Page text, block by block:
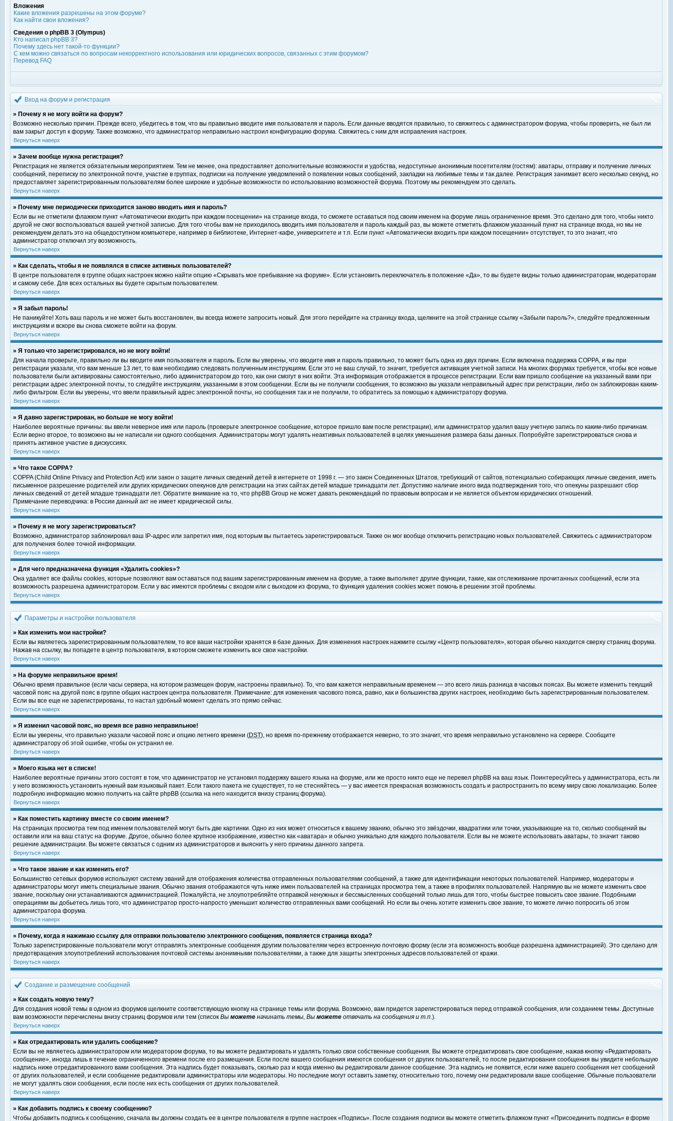
Вложения
Какие вложения разрешены на этом форуме?
Как найти свои вложения?
Сведения о phpBB 3 (Olympus)
Кто написал phpBB 3?
Почему здесь нет такой-то функции?
С кем можно связаться по вопросам некорректного использования или юридических вопросов, связанных с этим форумом?
Перевод FAQ
Вход на форум и регистрация
» Почему я не могу войти на форум?
Возможно несколько причин. Прежде всего, убедитесь в том, что вы правильно вводите имя пользователя и пароль. Если данные вводятся правильно, то свяжитесь с администратором форума, чтобы проверить, не был ли
вам закрыт доступ к форуму. Также возможно, что администратор неправильно настроил конфигурацию форума. Свяжитесь с ним для исправления настроек.
Вернуться наверх
» Зачем вообще нужна регистрация?
Регистрация не является обязательным мероприятием. Тем не менее, она предоставляет дополнительные возможности и удобства, недоступные анонимным посетителям (гостям): аватары, отправку и получение личных
сообщений, переписку по электронной почте, участие в группах, подписки на получение уведомлений о появлении новых сообщений, закладки на любимые темы и так далее. Регистрация занимает всего несколько секунд, но
предоставляет зарегистрированным пользователям более широкие и удобные возможности по использованию возможностей форума. Поэтому мы рекомендуем это сделать.
Вернуться наверх
» Почему мне периодически приходится заново вводить имя и пароль?
Если вы не отметили флажком пункт «Автоматически входить при каждом посещении» на странице входа, то сможете оставаться под своим именем на форуме лишь ограниченное время. Это сделано для того, чтобы никто
другой не смог воспользоваться вашей учетной записью. Для того чтобы вам не приходилось вводить имя пользователя и пароль каждый раз, вы можете отметить флажком указанный пункт на странице входа, но мы не
рекомендуем делать это на общедоступном компьютере, например в библиотеке, Интернет-кафе, университете и т.п. Если пункт «Автоматически входить при каждом посещении» отсутствует, то это значит, что
администратор отключил эту возможность.
Вернуться наверх
» Как сделать, чтобы я не появлялся в списке активных пользователей?
В центре пользователя в группе общих настроек можно найти опцию «Скрывать мое пребывание на форуме». Если установить переключатель в положение «Да», то вы будете видны только администраторам, модераторам
и самому себе. Для всех остальных вы будете скрытым пользователем.
Вернуться наверх
» Я забыл пароль!
Не паникуйте! Хоть ваш пароль и не может быть восстановлен, вы всегда можете запросить новый. Для этого перейдите на страницу входа, щелкните на этой странице ссылку «Забыли пароль?», следуйте предложенным
инструкциям и вскоре вы снова сможете войти на форум.
Вернуться наверх
» Я только что зарегистрировался, но не могу войти!
Для начала проверьте, правильно ли вы вводите имя пользователя и пароль. Если вы уверены, что вводите имя и пароль правильно, то может быть одна из двух причин. Если включена поддержка COPPA, и вы при
регистрации указали, что вам меньше 13 лет, то вам необходимо следовать полученным инструкциям. Если это не ваш случай, то значит, требуется активация учетной записи. На многих форумах требуется, чтобы все новые
пользователи были активированы самостоятельно, либо администратором до того, как они смогут в них войти. Эта информация отображается в процессе регистрации. Если вам пришло сообщение на указанный вами при
регистрации адрес электронной почты, то следуйте инструкциям, указанными в этом сообщении. Если вы не получили сообщения, то возможно вы указали неправильный адрес при регистрации, либо он заблокирован каким-
либо фильтром. Если вы уверены, что ввели правильный адрес электронной почты, но сообщения так и не получили, то обратитесь за помощью к администратору форума.
Вернуться наверх
» Я давно зарегистрирован, но больше не могу войти!
Наиболее вероятные причины: вы ввели неверное имя или пароль (проверьте электронное сообщение, которое пришло вам после регистрации), или администратор удалил вашу учетную запись по каким-либо причинам.
Если верно второе, то возможно вы не написали ни одного сообщения. Администраторы могут удалять неактивных пользователей в целях уменьшения размера базы данных. Попробуйте зарегистрироваться снова и
принять активное участие в дискуссиях.
Вернуться наверх
» Что такое COPPA?
COPPA (Child Online Privacy and Protection Act) или закон о защите личных сведений детей в интернете от 1998 г. — это закон Соединенных Штатов, требующий от сайтов, потенциально собирающих личные сведения, иметь
письменное разрешение родителей или других юридических опекунов для регистрации на этих сайтах детей младше тринадцати лет. Допустимо наличие иного вида подтверждения того, что опекуны разрешают сбор
личных сведений от детей младше тринадцати лет. Обратите внимание на то, что phpBB Group не может давать рекомендаций по правовым вопросам и не является объектом юридических отношений.
Примечание переводчика: в России данный акт не имеет юридической силы.
Вернуться наверх
» Почему я не могу зарегистрироваться?
Возможно, администратор заблокировал ваш IP-адрес или запретил имя, под которым вы пытаетесь зарегистрироваться. Также он мог вообще отключить регистрацию новых пользователей. Свяжитесь с администратором
для получения более точной информации.
Вернуться наверх
» Для чего предназначена функция «Удалить cookies»?
Она удаляет все файлы cookies, которые позволяют вам оставаться под вашим зарегистрированным именем на форуме, а также выполняет другие функции, такие, как отслеживание прочитанных сообщений, если эта
возможность разрешена администратором. Если у вас имеются проблемы с входом или с выходом из форума, то функция удаления cookies может помочь в решении этой проблемы.
Вернуться наверх
Параметры и настройки пользователя
» Как изменить мои настройки?
Если вы являетесь зарегистрированным пользователем, то все ваши настройки хранятся в базе данных. Для изменения настроек нажмите ссылку «Центр пользователя», которая обычно находится сверху страниц форума.
Нажав на ссылку, вы попадете в центр пользователя, в котором сможете изменить все свои настройки.
Вернуться наверх
» На форуме неправильное время!
Обычно время правильное (если часы сервера, на котором размещен форум, настроены правильно). То, что вам кажется неправильным временем — это всего лишь разница в часовых поясах. Вы можете изменить текущий
часовой пояс на другой пояс в группе общих настроек центра пользователя. Примечание: для изменения часового пояса, равно, как и большинства других настроек, необходимо быть зарегистрированным пользователем.
Если вы все еще не зарегистрированы, то настал удобный момент сделать это прямо сейчас.
Вернуться наверх
» Я изменил часовой пояс, но время все равно неправильное!
Если вы уверены, что правильно указали часовой пояс и опцию летнего времени (DST), но время по-прежнему отображается неверно, то это значит, что время неправильно установлено на сервере. Сообщите
администратору об этой ошибке, чтобы он устранил ее.
Вернуться наверх
» Моего языка нет в списке!
Наиболее вероятные причины этого состоят в том, что администратор не установил поддержку вашего языка на форуме, или же просто никто еще не перевел phpBB на ваш язык. Поинтересуйтесь у администратора, есть ли
у него возможность установить нужный вам языковый пакет. Если такого пакета не существует, то не стесняйтесь — у вас имеется прекрасная возможность создать и распространить по всему миру свою локализацию. Более
подробную информацию можно получить на сайте phpBB (ссылка на него находится внизу страниц форума).
Вернуться наверх
» Как поместить картинку вместе со своим именем?
На страницах просмотра тем под именем пользователей могут быть две картинки. Одно из них может относиться к вашему званию, обычно это звёздочки, квадратики или точки, указывающие на то, сколько сообщений вы
оставили или на ваш статус на форуме. Другое, обычно более крупное изображение, известно как «аватара» и обычно уникально для каждого пользователя. Если вы не можете использовать аватары, то значит таково
решение администрации. Вы можете связаться с одним из администраторов и выяснить у него причины данного запрета.
Вернуться наверх
» Что такое звание и как изменить его?
Большинство сетевых форумов используют систему званий для отображения количества отправленных пользователями сообщений, а также для идентификации некоторых пользователей. Например, модераторы и
администраторы могут иметь специальные звания. Обычно звания отображаются чуть ниже имен пользователей на страницах просмотра тем, а также в профилях пользователей. Напрямую вы не можете изменить свое
звание, поскольку они устанавливаются администрацией. Пожалуйста, не злоупотребляйте отправкой ненужных и бессмысленных сообщений только лишь для того, чтобы быстрее повысить свое звание. Подобными
операциями вы добьетесь лишь того, что администратор просто-напросто уменьшит количество отправленных вами сообщений. Но если вы очень хотите изменить свое звание, то можете лично попросить об этом
администратора форума.
Вернуться наверх
» Почему, когда я нажимаю ссылку для отправки пользователю электронного сообщения, появляется страница входа?
Только зарегистрированные пользователи могут отправлять электронные сообщения другим пользователям через встроенную почтовую форму (если эта возможность вообще разрешена администрацией). Это сделано для
предотвращения злоупотреблений использования почтовой системы анонимными пользователями, а также для защиты электронных адресов пользователей от кражи.
Вернуться наверх
Создание и размещение сообщений
» Как создать новую тему?
Для создания новой темы в одном из форумов щелкните соответствующую кнопку на странице темы или форума. Возможно, вам придется зарегистрироваться перед отправкой сообщения, или созданием темы. Доступные
вам возможности перечислены внизу страниц форумов или тем (список Вы можете начинать темы, Вы можете отвечать на сообщения и т.п.).
Вернуться наверх
» Как отредактировать или удалить сообщение?
Если вы не являетесь администратором или модератором форума, то вы можете редактировать и удалять только свои собственные сообщения. Вы можете отредактировать свое сообщение, нажав кнопку «Редактировать
сообщение», иногда лишь в течение ограниченного времени после его размещения. Если после вашего сообщения имеются сообщения от других пользователей, то после редактирования сообщения вы увидите небольшую
надпись ниже отредактированного вами сообщения. Эта надпись будет показывать, сколько раз и когда именно вы редактировали данное сообщение. Эта надпись не появится, если ниже вашего сообщения нет сообщений
от других пользователей, и если сообщение редактировали администраторы или модераторы. Но последние могут оставить заметку, относительно того, почему они редактировали ваше сообщение. Обычные пользователи
не могут удалять свои сообщения, если после них есть сообщения от других пользователей.
Вернуться наверх
» Как добавить подпись к своему сообщению?
Чтобы добавить подпись к сообщению, сначала вы должны создать ее в центре пользователя в группе настроек «Подпись». После создания подписи вы можете отметить флажком пункт «Присоединить подпись» в форме